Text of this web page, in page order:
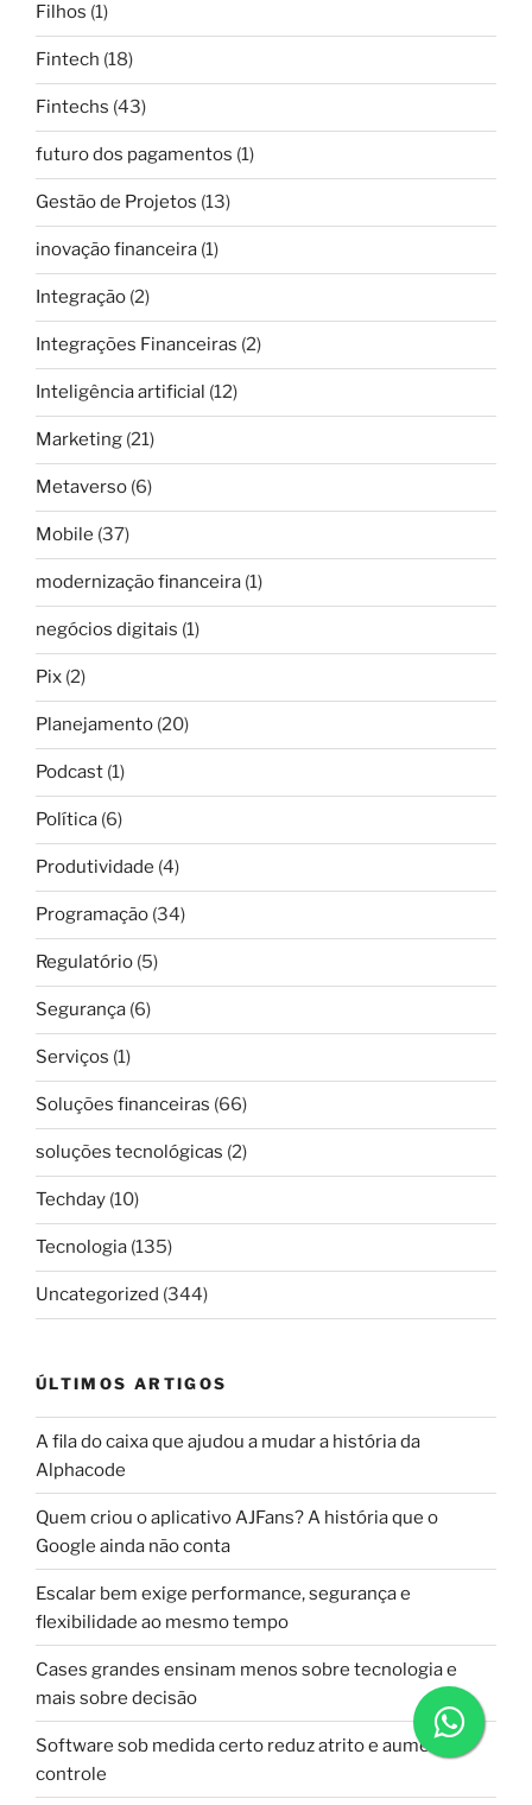
Filhos (1)
Fintech (18)
Fintechs (43)
futuro dos pagamentos (1)
Gestão de Projetos (13)
inovação financeira (1)
Integração (2)
Integrações Financeiras (2)
Inteligência artificial (12)
Marketing (21)
Metaverso (6)
Mobile (37)
modernização financeira (1)
negócios digitais (1)
Pix (2)
Planejamento (20)
Podcast (1)
Política (6)
Produtividade (4)
Programação (34)
Regulatório (5)
Segurança (6)
Serviços (1)
Soluções financeiras (66)
soluções tecnológicas (2)
Techday (10)
Tecnologia (135)
Uncategorized (344)
ÚLTIMOS ARTIGOS
A fila do caixa que ajudou a mudar a história da
Alphacode
Quem criou o aplicativo AJFans? A história que o
Google ainda não conta
Escalar bem exige performance, segurança e
flexibilidade ao mesmo tempo
Cases grandes ensinam menos sobre tecnologia e
mais sobre decisão
Software sob medida certo reduz atrito e aumenta
controle